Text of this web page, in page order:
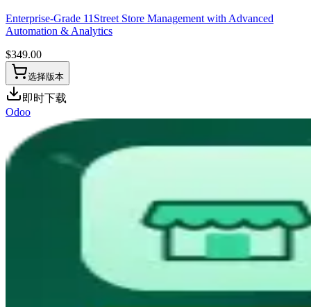
Enterprise-Grade 11Street Store Management with Advanced
Automation & Analytics
$349.00
选择版本
即时下载
Odoo